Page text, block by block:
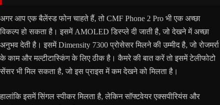
अगर आप एक बैलेंस्ड फोन चाहते हैं, तो CMF Phone 2 Pro भी एक अच्छा
विकल्प हो सकता है। इसमें AMOLED डिस्प्ले दी जाती है, जो देखने में अच्छा
अनुभव देती है। इसमें Dimensity 7300 प्रोसेसर मिलने की उम्मीद है, जो रोजमर्रा
के काम और मल्टीटास्किंग के लिए ठीक है। कैमरे की बात करें तो इसमें टेलीफोटो
सेंसर भी मिल सकता है, जो इस प्राइस में कम देखने को मिलता है।
हालांकि इसमें सिंगल स्पीकर मिलता है, लेकिन सॉफ्टवेयर एक्सपीरियंस और